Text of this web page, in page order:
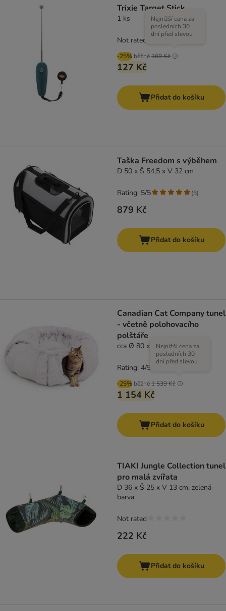
Trixie Target Stick
1 ks
-25% běžně169 Kč
Nejnižší cena za
posledních 30
dní před slevou
127 Kč
Not rated
Přidat do košíku
Taška Freedom s výběhem
D 50 x Š 54,5 x V 32 cm
879 Kč
Rating: 5/5 (5)
Přidat do košíku
Canadian Cat Company tunel
- včetně polohovacího
polštáře
cca Ø 80 x V 26 cm
-25% běžně1 539 Kč
Nejnižší cena za
posledních 30
dní před slevou
1 154 Kč
Rating: 4/5
Přidat do košíku
TIAKI Jungle Collection tunel
pro malá zvířata
D 36 x Š 25 x V 13 cm, zelená
barva
222 Kč
Not rated
Přidat do košíku